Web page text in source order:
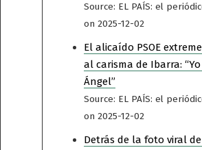
Source: EL PAÍS: el
on 2025-12-02
El alicaído PSOE
al carisma de Ibarra:
Ángel”
Source: EL PAÍS: el
on 2025-12-02
Detrás de la foto viral